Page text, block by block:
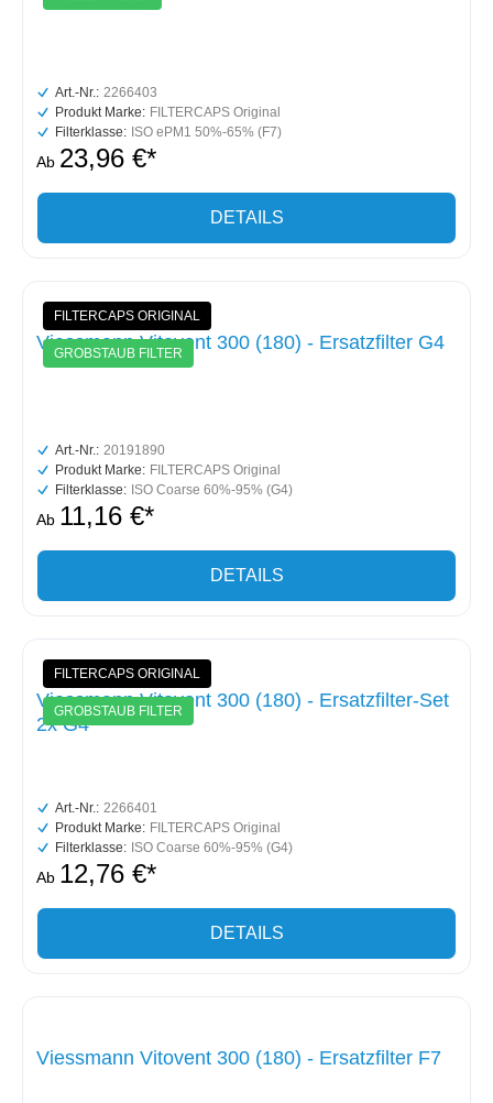
Art.-Nr.: 2266403
Produkt Marke: FILTERCAPS Original
Filterklasse: ISO ePM1 50%-65% (F7)
Ab 23,96 €*
DETAILS
FILTERCAPS ORIGINAL
GROBSTAUB FILTER
Viessmann Vitovent 300 (180) - Ersatzfilter G4
Art.-Nr.: 20191890
Produkt Marke: FILTERCAPS Original
Filterklasse: ISO Coarse 60%-95% (G4)
Ab 11,16 €*
DETAILS
FILTERCAPS ORIGINAL
GROBSTAUB FILTER
Viessmann Vitovent 300 (180) - Ersatzfilter-Set
2x G4
Art.-Nr.: 2266401
Produkt Marke: FILTERCAPS Original
Filterklasse: ISO Coarse 60%-95% (G4)
Ab 12,76 €*
DETAILS
Viessmann Vitovent 300 (180) - Ersatzfilter F7